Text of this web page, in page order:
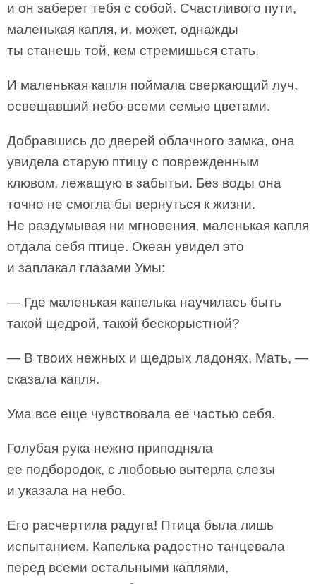
и он заберет тебя с собой. Счастливого пути,
маленькая капля, и, может, однажды
ты станешь той, кем стремишься стать.
И маленькая капля поймала сверкающий луч,
освещавший небо всеми семью цветами.
Добравшись до дверей облачного замка, она
увидела старую птицу с поврежденным
клювом, лежащую в забытьи. Без воды она
точно не смогла бы вернуться к жизни.
Не раздумывая ни мгновения, маленькая капля
отдала себя птице. Океан увидел это
и заплакал глазами Умы:
— Где маленькая капелька научилась быть
такой щедрой, такой бескорыстной?
— В твоих нежных и щедрых ладонях, Мать, —
сказала капля.
Ума все еще чувствовала ее частью себя.
Голубая рука нежно приподняла
ее подбородок, с любовью вытерла слезы
и указала на небо.
Его расчертила радуга! Птица была лишь
испытанием. Капелька радостно танцевала
перед всеми остальными каплями,